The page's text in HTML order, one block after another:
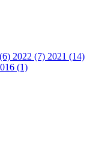
2022 (7) 2021 (14)
(1)